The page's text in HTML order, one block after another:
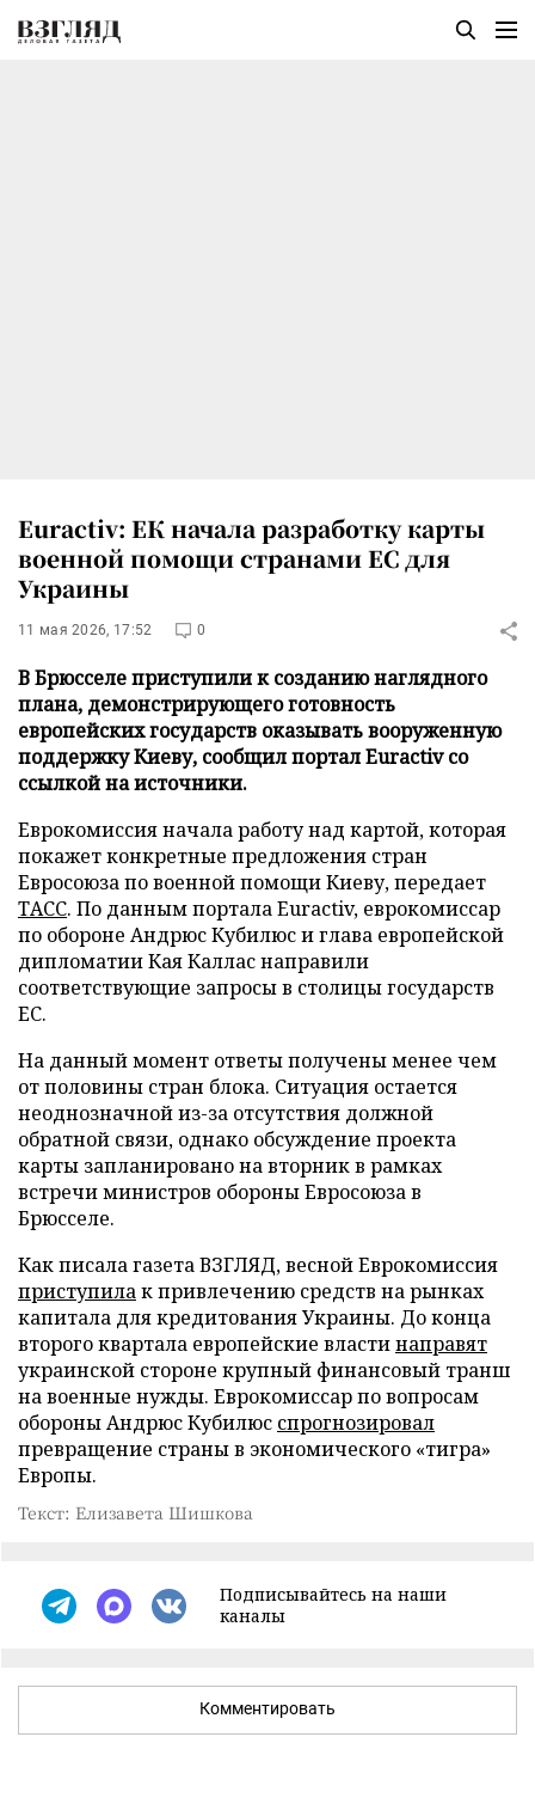
Euractiv: ЕК начала разработку карты
военной помощи странами ЕС для
Украины
11 мая 2026, 17:52 0
В Брюсселе приступили к созданию наглядного
плана, демонстрирующего готовность
европейских государств оказывать вооруженную
поддержку Киеву, сообщил портал Euractiv со
ссылкой на источники.
Еврокомиссия начала работу над картой, которая
покажет конкретные предложения стран
Евросоюза по военной помощи Киеву, передает
ТАСС. По данным портала Euractiv, еврокомиссар
по обороне Андрюс Кубилюс и глава европейской
дипломатии Кая Каллас направили
соответствующие запросы в столицы государств
ЕС.
На данный момент ответы получены менее чем
от половины стран блока. Ситуация остается
неоднозначной из-за отсутствия должной
обратной связи, однако обсуждение проекта
карты запланировано на вторник в рамках
встречи министров обороны Евросоюза в
Брюсселе.
Как писала газета ВЗГЛЯД, весной Еврокомиссия
приступилак привлечению средств на рынках
капитала для кредитования Украины. До конца
второго квартала европейские властинаправят
украинской стороне крупный финансовый транш
на военные нужды. Еврокомиссар по вопросам
обороны Андрюс Кубилюс спрогнозировал
превращение страны в экономического «тигра»
Европы.
Текст: Елизавета Шишкова
Подписывайтесь на наши
каналы
Комментировать